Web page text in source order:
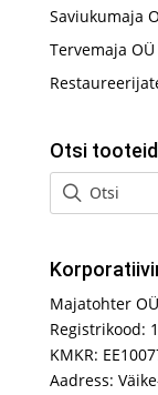
Saviukumaja
Tervemaja OÜ
Otsi tooteid
Majatohter OÜ
Registrikood:
KMKR:
Aadress: